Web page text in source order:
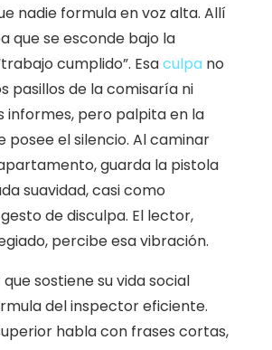
nadie formula en voz alta. Allí
que se esconde bajo la
cumplido”. Esaculpa no
pasillos de la comisaría ni
informes, pero palpita en la
posee el silencio. Al caminar
guarda la pistola
suavidad, casi como
de disculpa. El lector,
percibe esa vibración.
que sostiene su vida social
del inspector eficiente.
habla con frases cortas,